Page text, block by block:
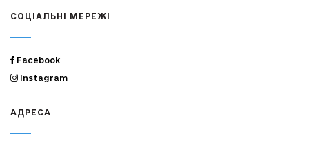
СОЦІАЛЬНІ МЕРЕЖІ
Facebook
Instagram
АДРЕСА